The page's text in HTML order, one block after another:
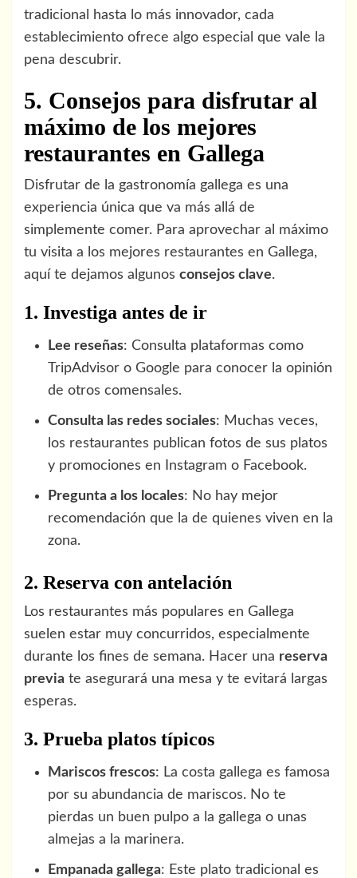
tradicional hasta lo más innovador, cada
establecimiento ofrece algo especial que vale la
pena descubrir.
5. Consejos para disfrutar al
máximo de los mejores
restaurantes en Gallega
Disfrutar de la gastronomía gallega es una
experiencia única que va más allá de
simplemente comer. Para aprovechar al máximo
tu visita a los mejores restaurantes en Gallega,
aquí te dejamos algunos consejos clave.
1. Investiga antes de ir
Lee reseñas: Consulta plataformas como
TripAdvisor o Google para conocer la opinión
de otros comensales.
Consulta las redes sociales: Muchas veces,
los restaurantes publican fotos de sus platos
y promociones en Instagram o Facebook.
Pregunta a los locales: No hay mejor
recomendación que la de quienes viven en la
zona.
2. Reserva con antelación
Los restaurantes más populares en Gallega
suelen estar muy concurridos, especialmente
durante los fines de semana. Hacer una reserva
previa te asegurará una mesa y te evitará largas
esperas.
3. Prueba platos típicos
Mariscos frescos: La costa gallega es famosa
por su abundancia de mariscos. No te
pierdas un buen pulpo a la gallega o unas
almejas a la marinera.
Empanada gallega: Este plato tradicional es